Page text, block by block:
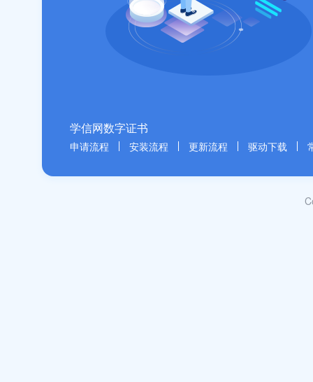
学信网数字证书
申请流程 安装流程 更新流程 驱动下载